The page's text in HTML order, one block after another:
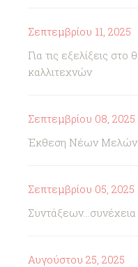
Σεπτεμβρίου 11, 2025
Για τις εξελίξεις
καλλιτεχνών
Σεπτεμβρίου 08, 2025
Έκθεση Νέων
Σεπτεμβρίου 05, 2025
Συντάξεων...συνέχεια
Αυγούστου 25, 2025